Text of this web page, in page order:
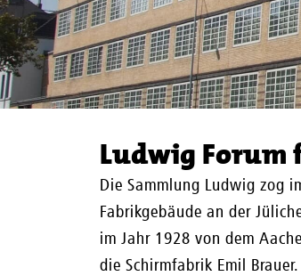
Ludwig
Die Sammlung Ludwig zog
Fabrikgebäude an der
im Jahr 1928 von dem
die Schirmfabrik Emil